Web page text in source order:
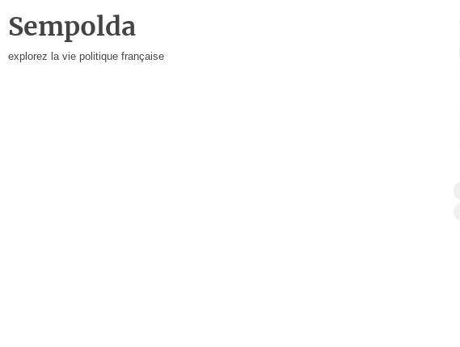
Sempolda
explorez la vie politique française